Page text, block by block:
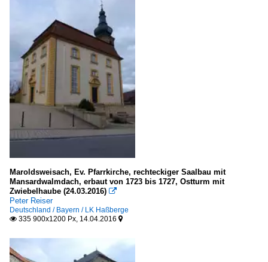
Maroldsweisach, Ev. Pfarrkirche, rechteckiger Saalbau mit
Mansardwalmdach, erbaut von 1723 bis 1727, Ostturm mit
Zwiebelhaube (24.03.2016) 
Peter Reiser
Deutschland / Bayern / LK Haßberge
 335 900x1200 Px, 14.04.2016 